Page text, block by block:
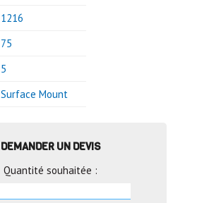
1216
75
5
Surface Mount
DEMANDER UN DEVIS
Quantité souhaitée :